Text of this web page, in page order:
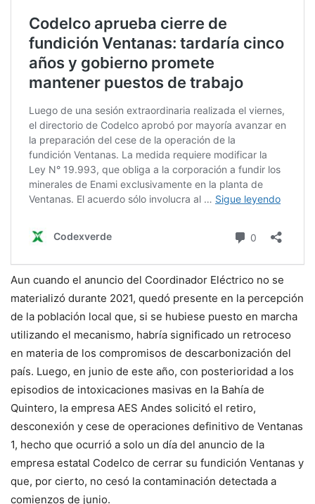
Aun cuando el anuncio del Coordinador Eléctrico no se
materializó durante 2021, quedó presente en la percepción
de la población local que, si se hubiese puesto en marcha
utilizando el mecanismo, habría significado un retroceso
en materia de los compromisos de descarbonización del
país. Luego, en junio de este año, con posterioridad a los
episodios de intoxicaciones masivas en la Bahía de
Quintero, la empresa AES Andes solicitó el retiro,
desconexión y cese de operaciones definitivo de Ventanas
1, hecho que ocurrió a solo un día del anuncio de la
empresa estatal Codelco de cerrar su fundición Ventanas y
que, por cierto, no cesó la contaminación detectada a
comienzos de junio.